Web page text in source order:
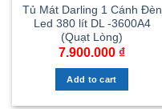
Tủ Mát Darling 1 Cánh Đèn
Led 380 lít DL -3600A4
(Quạt Lòng)
7.900.000 ₫
Add to cart